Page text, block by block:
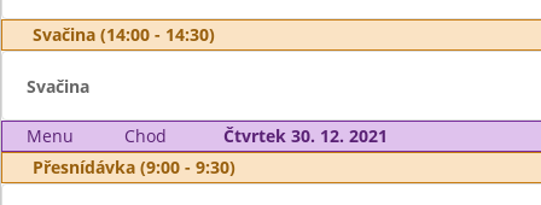
Svačina (14:00 - 14:30)
Svačina
Menu Chod
Čtvrtek 30. 12. 2021
Přesnídávka (9:00 - 9:30)